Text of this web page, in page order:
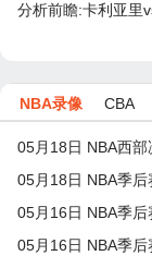
分析前瞻:卡利亚里
NBA录像 CBA
05月18日 NBA西
05月18日 NBA季
05月16日 NBA季
05月16日 NBA季